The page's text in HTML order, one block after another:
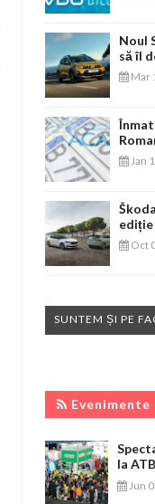
Noul
să îl
Mar
Jan
ediție
Oct
SUNTEM ȘI PE
Evenimente
la
Jun